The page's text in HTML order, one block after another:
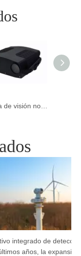
años, la expansión